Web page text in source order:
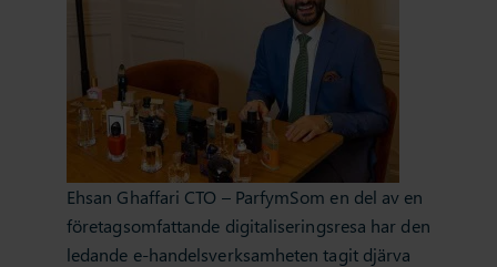
Ehsan Ghaffari CTO – ParfymSom en del av en
företagsomfattande digitaliseringsresa har den
ledande e-handelsverksamheten tagit djärva